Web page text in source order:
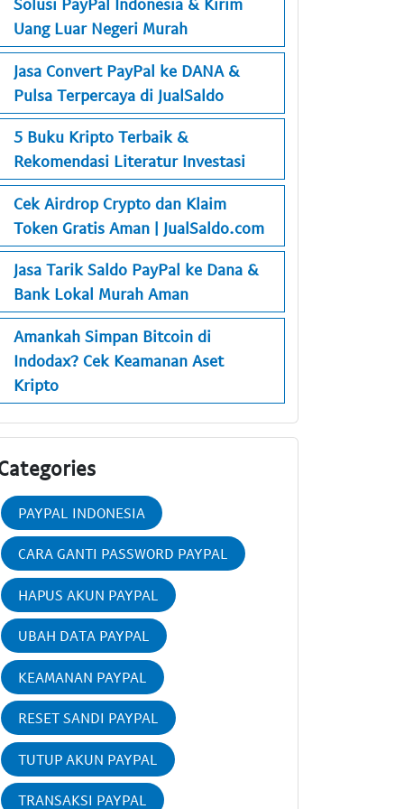
Solusi PayPal Indonesia & Kirim
Uang Luar Negeri Murah
Jasa Convert PayPal ke DANA &
Pulsa Terpercaya di JualSaldo
5 Buku Kripto Terbaik &
Rekomendasi Literatur Investasi
Cek Airdrop Crypto dan Klaim
Token Gratis Aman | JualSaldo.com
Jasa Tarik Saldo PayPal ke Dana &
Bank Lokal Murah Aman
Amankah Simpan Bitcoin di
Indodax? Cek Keamanan Aset
Kripto
PAYPAL INDONESIA
CARA GANTI PASSWORD PAYPAL
HAPUS AKUN PAYPAL
UBAH DATA PAYPAL
KEAMANAN PAYPAL
RESET SANDI PAYPAL
TUTUP AKUN PAYPAL
TRANSAKSI PAYPAL